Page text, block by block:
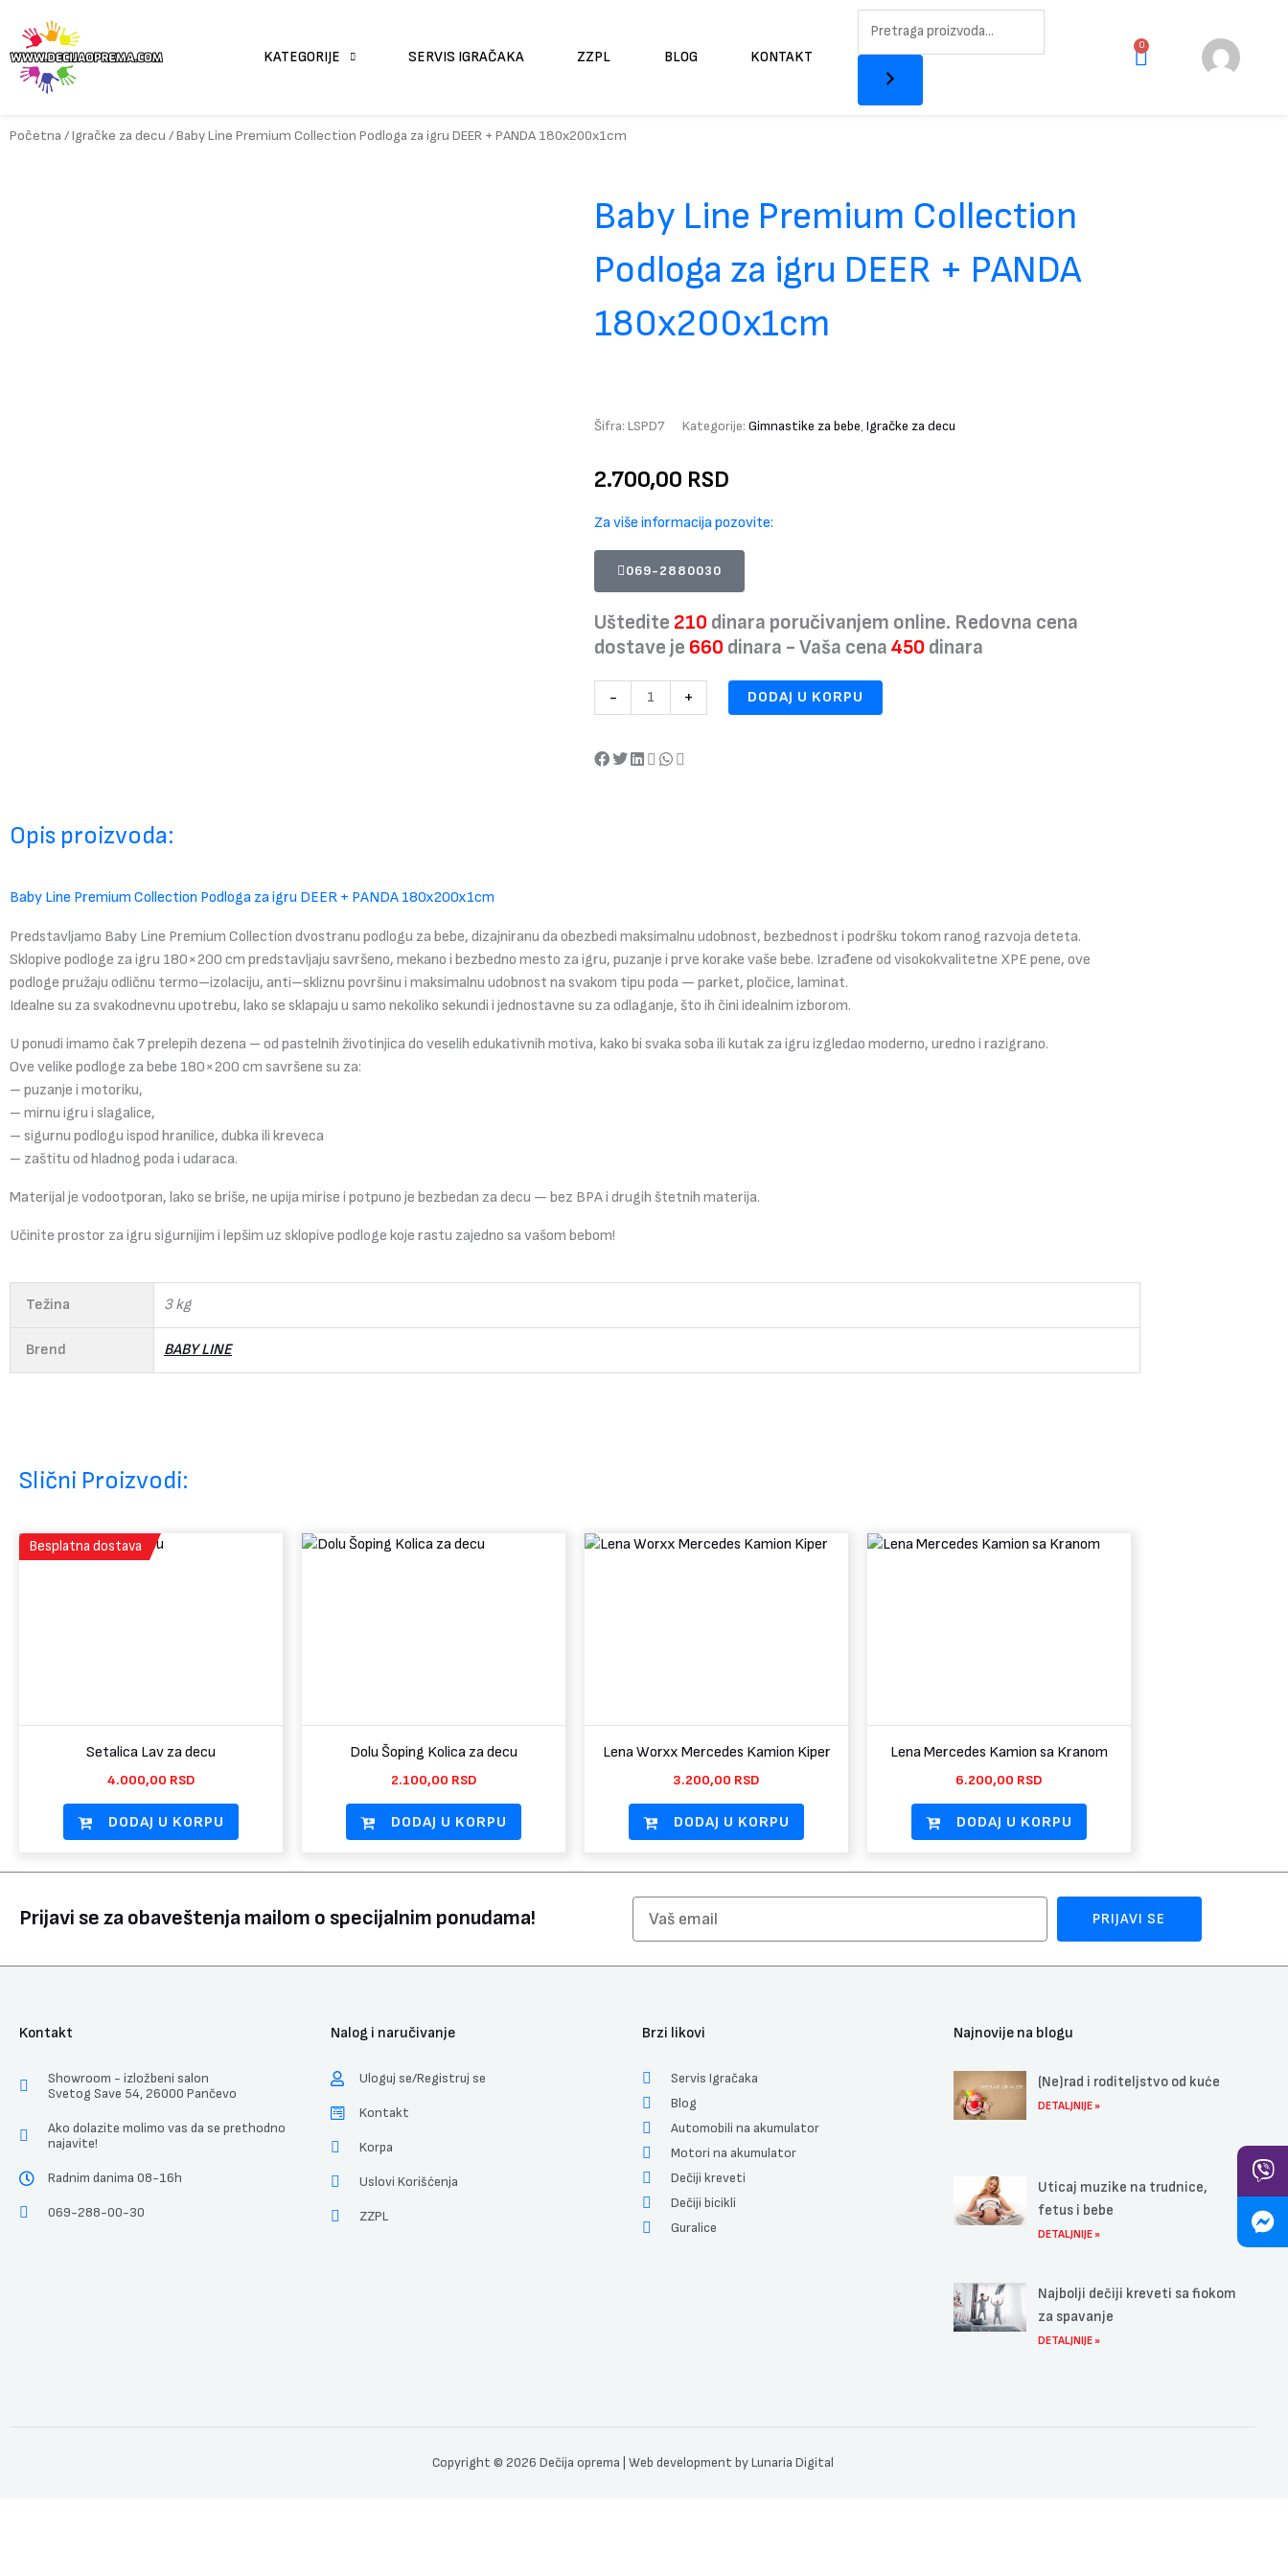
sadržaj
KATEGORIJE SERVIS IGRAČAKA ZZPL BLOG KONTAKT
0
Cart
Početna /Igračke za decu / Baby Line Premium Collection Podloga za igru DEER + PANDA 180x200x1cm
Baby Line Premium Collection
Podloga za igru DEER + PANDA
180x200x1cm
Šifra: LSPD7 Kategorije: Gimnastike za bebe,Igračke za decu
2.700,00 RSD
Za više informacija pozovite:
069-2880030
Uštedite 210 dinara poručivanjem online. Redovna cena
dostave je 660 dinara - Vaša cena450 dinara
-
Line
Collection
količina
+ DODAJ U KORPU
Opis proizvoda:
Baby Line Premium Collection Podloga za igru DEER + PANDA 180x200x1cm
Predstavljamo Baby Line Premium Collection dvostranu podlogu za bebe, dizajniranu da obezbedi maksimalnu udobnost, bezbednost i podršku tokom ranog razvoja deteta.
Sklopive podloge za igru 180×200 cm predstavljaju savršeno, mekano i bezbedno mesto za igru, puzanje i prve korake vaše bebe. Izrađene od visokokvalitetne XPE pene, ove
podloge pružaju odličnu termo–izolaciju, anti–skliznu površinu i maksimalnu udobnost na svakom tipu poda — parket, pločice, laminat.
Idealne su za svakodnevnu upotrebu, lako se sklapaju u samo nekoliko sekundi i jednostavne su za odlaganje, što ih čini idealnim izborom.
U ponudi imamo čak 7 prelepih dezena – od pastelnih životinjica do veselih edukativnih motiva, kako bi svaka soba ili kutak za igru izgledao moderno, uredno i razigrano.
Ove velike podloge za bebe 180×200 cm savršene su za:
– puzanje i motoriku,
– mirnu igru i slagalice,
– sigurnu podlogu ispod hranilice, dubka ili kreveca
– zaštitu od hladnog poda i udaraca.
Materijal je vodootporan, lako se briše, ne upija mirise i potpuno je bezbedan za decu — bez BPA i drugih štetnih materija.
Učinite prostor za igru sigurnijim i lepšim uz sklopive podloge koje rastu zajedno sa vašom bebom!
Težina 3 kg
Brend BABY LINE
Slični Proizvodi:
Besplatna dostava
Setalica Lav za decu
4.000,00 RSD
DODAJ U KORPU
Dolu Šoping Kolica za decu
2.100,00 RSD
DODAJ U KORPU
Lena Worxx Mercedes Kamion Kiper
3.200,00 RSD
DODAJ U KORPU
Lena Mercedes Kamion sa Kranom
6.200,00 RSD
DODAJ U KORPU
Prijavi se za obaveštenja mailom o specijalnim ponudama! PRIJAVI SE
Kontakt
Showroom - izložbeni salon
Svetog Save 54, 26000 Pančevo
Ako dolazite molimo vas da se prethodno
najavite!
Radnim danima 08-16h
069-288-00-30
Nalog i naručivanje
Uloguj se/Registruj se
Kontakt
Korpa
Uslovi Korišćenja
ZZPL
Brzi likovi
Servis Igračaka
Blog
Automobili na akumulator
Motori na akumulator
Dečiji kreveti
Dečiji bicikli
Guralice
Najnovije na blogu
(Ne)rad i roditeljstvo od kuće
DETALJNIJE »
Uticaj muzike na trudnice,
fetus i bebe
DETALJNIJE »
Najbolji dečiji kreveti sa fiokom
za spavanje
DETALJNIJE »
Copyright © 2026 Dečija oprema | Web development byLunaria Digital